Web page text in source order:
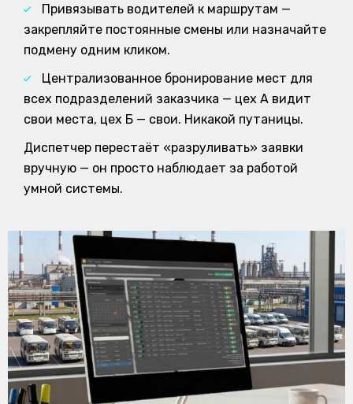
Привязывать водителей к маршрутам —
закрепляйте постоянные смены или назначайте
подмену одним кликом.
Централизованное бронирование мест для
всех подразделений заказчика — цех А видит
свои места, цех Б — свои. Никакой путаницы.
Диспетчер перестаёт «разруливать» заявки
вручную — он просто наблюдает за работой
умной системы.